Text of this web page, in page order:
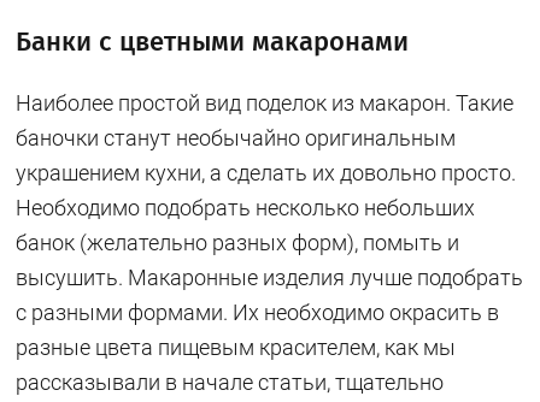
Банки с цветными макаронами
Наиболее простой вид поделок из макарон. Такие
баночки станут необычайно оригинальным
украшением кухни, а сделать их довольно просто.
Необходимо подобрать несколько небольших
банок (желательно разных форм), помыть и
высушить. Макаронные изделия лучше подобрать
с разными формами. Их необходимо окрасить в
разные цвета пищевым красителем, как мы
рассказывали в начале статьи, тщательно